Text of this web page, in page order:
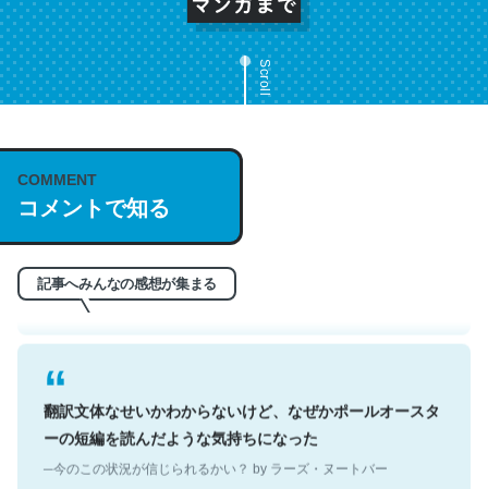
Scroll
COMMENT
コメントで知る
記事へみんなの感想が集まる
これは名文。彼はとてもクレバーなんだろうなと凄く思
う。英語少しでも読める人は原文もお勧め。自分はこの流
れ好き。Let’s Fucking Go. Then Covid hit. Shit.
翻訳文体なせいかわからないけど、なぜかポールオースタ
ーの短編を読んだような気持ちになった
─今のこの状況が信じられるかい？ by ラーズ・ヌートバー